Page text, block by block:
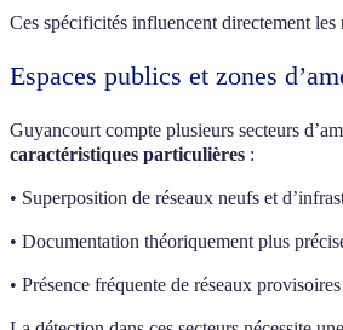
Ces spécificités influencent directement
Espaces publics et zones
Guyancourt compte plusieurs secteurs
caractéristiques particulières :
• Superposition de réseaux neufs et
• Documentation théoriquement plus
• Présence fréquente de réseaux